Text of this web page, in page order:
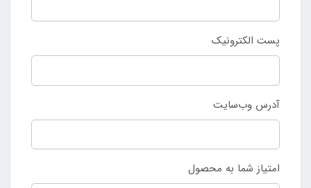
پست الکترونیک
آدرس وب‌سایت
امتیاز شما به محصول